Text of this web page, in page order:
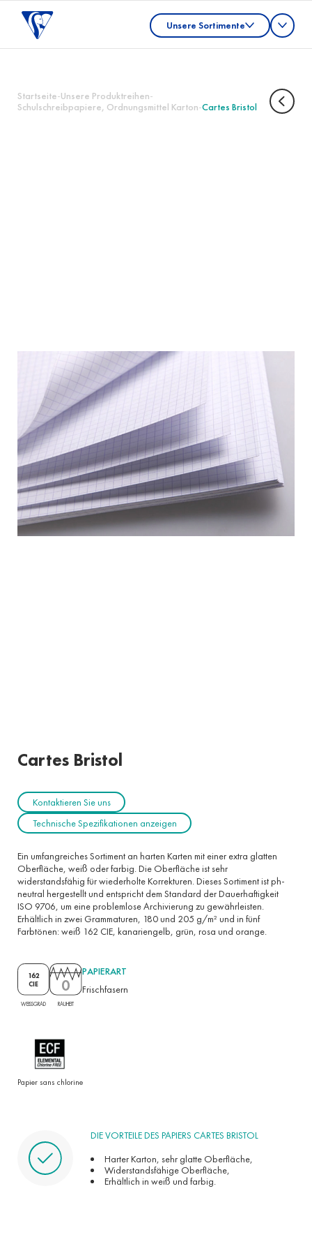
Unsere Sortimente
Startseite-Unsere Produktreihen-
Schulschreibpapiere, Ordnungsmittel Karton-Cartes Bristol
Cartes Bristol
Kontaktieren Sie uns
Technische Spezifikationen anzeigen
Ein umfangreiches Sortiment an harten Karten mit einer extra glatten
Oberfläche, weiß oder farbig. Die Oberfläche ist sehr
widerstandsfähig für wiederholte Korrekturen. Dieses Sortiment ist ph-
neutral hergestellt und entspricht dem Standard der Dauerhaftigkeit
ISO 9706, um eine problemlose Archivierung zu gewährleisten.
Erhältlich in zwei Grammaturen, 180 und 205 g/m² und in fünf
Farbtönen: weiß 162 CIE, kanariengelb, grün, rosa und orange.
162
CIE
WEISSGRAD
0
RAUHEIT
PAPIERART
Frischfasern
Papier sans chlorine
DIE VORTEILE DES PAPIERS CARTES BRISTOL
Harter Karton, sehr glatte Oberfläche,
Widerstandsfähige Oberfläche,
Erhältlich in weiß und farbig.